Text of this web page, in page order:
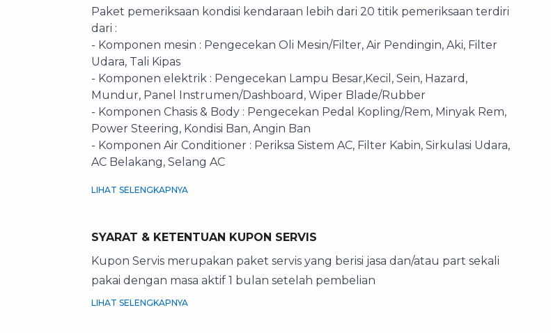
Paket pemeriksaan kondisi kendaraan lebih dari 20 titik pemeriksaan terdiri
dari :
- Komponen mesin : Pengecekan Oli Mesin/Filter, Air Pendingin, Aki, Filter
Udara, Tali Kipas
- Komponen elektrik : Pengecekan Lampu Besar,Kecil, Sein, Hazard,
Mundur, Panel Instrumen/Dashboard, Wiper Blade/Rubber
- Komponen Chasis & Body : Pengecekan Pedal Kopling/Rem, Minyak Rem,
Power Steering, Kondisi Ban, Angin Ban
- Komponen Air Conditioner : Periksa Sistem AC, Filter Kabin, Sirkulasi Udara,
AC Belakang, Selang AC
LIHAT SELENGKAPNYA
SYARAT & KETENTUAN KUPON SERVIS
Kupon Servis merupakan paket servis yang berisi jasa dan/atau part sekali
pakai dengan masa aktif 1 bulan setelah pembelian
LIHAT SELENGKAPNYA